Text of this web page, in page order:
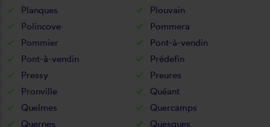
Planques
Plouvain
Polincove
Pommera
Pommier
Pont-à-vendin
Pont-à-vendin
Prédefin
Pressy
Preures
Pronville
Quéant
Quelmes
Quercamps
Quernes
Quesques